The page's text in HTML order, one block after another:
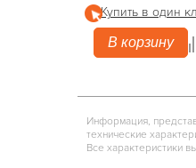
Купить в один
В корзину
Информация,
технические
Все характеристики